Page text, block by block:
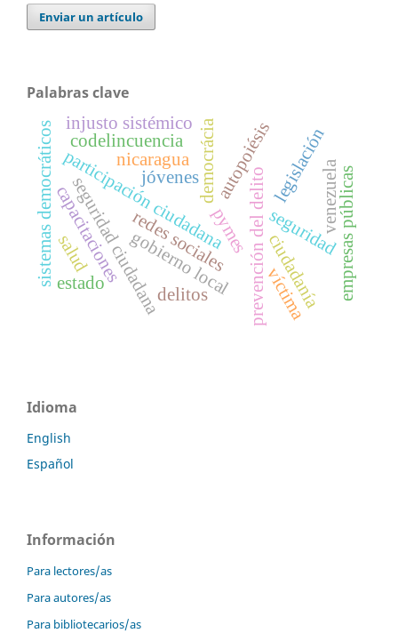
Enviar un artículo
Palabras clave
participación ciudadana prevención del delitoseguridad
seguridad ciudadanajóvenes
redes sociales
democrácia
nicaragua legislación
ciudadanía
gobierno local
sistemas democráticoscapacitaciones pymes
codelincuencia autopoiésis
injusto sistémico
venezuela
delitos víctima
estado
salud empresas públicas
Idioma
English
Español
Información
Para lectores/as
Para autores/as
Para bibliotecarios/as